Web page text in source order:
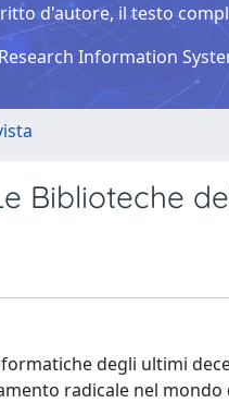
d'autore, il testo
Information
Biblioteche
degli ultimi
radicale nel mondo